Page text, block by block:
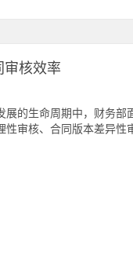
审核效率
展的生命周期中，财务
性审核、合同版本差异